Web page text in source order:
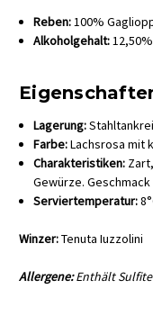
Reben:100%
Alkoholgehalt:12,50%
Lagerung:
Farbe:Lachsrosa mit
Charakteristiken:
Gewürze.
Serviertemperatur:
Winzer:Tenuta Iuzzolini
Allergene: Enthält Sulfite